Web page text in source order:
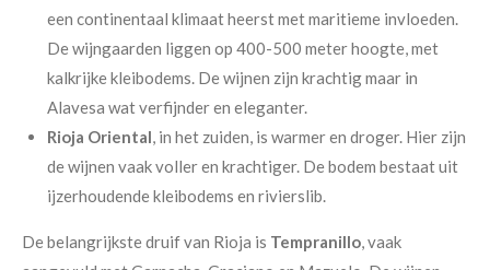
een continentaal klimaat heerst met maritieme invloeden.
De wijngaarden liggen op 400-500 meter hoogte, met
kalkrijke kleibodems. De wijnen zijn krachtig maar in
Alavesa wat verfijnder en eleganter.
Rioja Oriental, in het zuiden, is warmer en droger. Hier zijn
de wijnen vaak voller en krachtiger. De bodem bestaat uit
ijzerhoudende kleibodems en rivierslib.
De belangrijkste druif van Rioja is Tempranillo, vaak